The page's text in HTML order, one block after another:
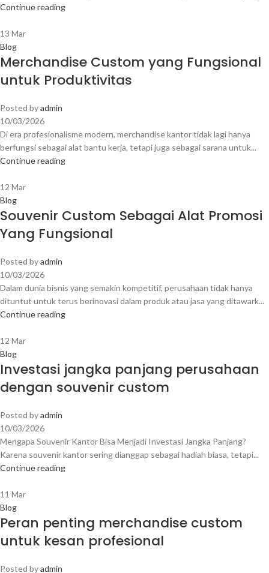
Continue reading
13 Mar
Blog
Merchandise Custom yang Fungsional
untuk Produktivitas
Posted byadmin
10/03/2026
Di era profesionalisme modern, merchandise kantor tidak lagi hanya
berfungsi sebagai alat bantu kerja, tetapi juga sebagai sarana untuk...
Continue reading
12 Mar
Blog
Souvenir Custom Sebagai Alat Promosi
Yang Fungsional
Posted byadmin
10/03/2026
Dalam dunia bisnis yang semakin kompetitif, perusahaan tidak hanya
dituntut untuk terus berinovasi dalam produk atau jasa yang ditawark...
Continue reading
12 Mar
Blog
Investasi jangka panjang perusahaan
dengan souvenir custom
Posted byadmin
10/03/2026
Mengapa Souvenir Kantor Bisa Menjadi Investasi Jangka Panjang?
Karena souvenir kantor sering dianggap sebagai hadiah biasa, tetapi...
Continue reading
11 Mar
Blog
Peran penting merchandise custom
untuk kesan profesional
Posted byadmin